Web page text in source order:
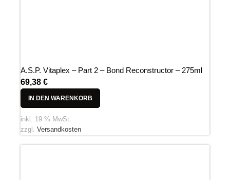
A.S.P. Vitaplex – Part 2 – Bond Reconstructor – 275ml
69,38 €
IN DEN WARENKORB
inkl. 19 % MwSt.
zzgl. Versandkosten